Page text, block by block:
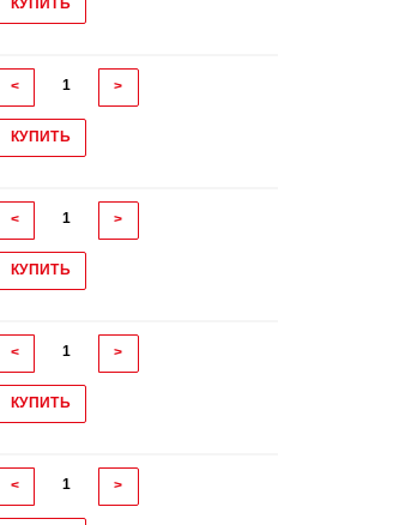
КУПИТЬ
< >
КУПИТЬ
< >
КУПИТЬ
< >
КУПИТЬ
< >